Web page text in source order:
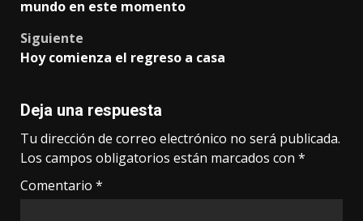
mundo en este momento
Siguiente
Hoy comienza el regreso a casa
Deja una respuesta
Tu dirección de correo electrónico no será publicada.
Los campos obligatorios están marcados con *
Comentario *